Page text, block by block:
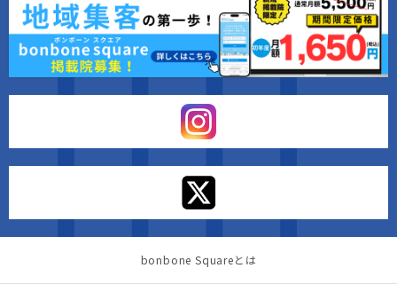
bonbone Squareとは